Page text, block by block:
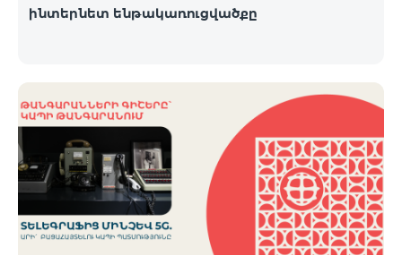
ինտերնետ ենթակառուցվածքը